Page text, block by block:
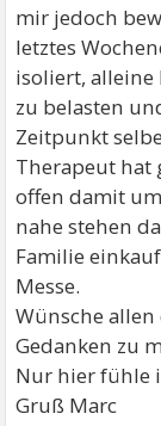
mir jedoch
letztes
isoliert,
zu belasten
Zeitpunkt
Therapeut hat
offen damit
nahe stehen
Familie
Messe.
Wünsche
Gedanken zu
Nur hier fühle
Gruß Marc